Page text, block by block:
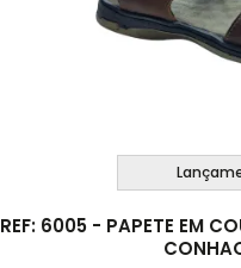
REF: 6005 - PAPETE EM